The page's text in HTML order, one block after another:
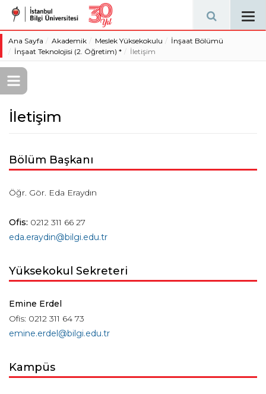
Ana Sayfa Akademik Meslek Yüksekokulu
İnşaat Bölümü
İnşaat Teknolojisi (2. Öğretim) *
İletişim
İletişim
Bölüm Başkanı
Öğr. Gör. Eda Eraydın
Ofis: 0212 311 66 27
eda.eraydin@bilgi.edu.tr
Yüksekokul Sekreteri
Emine Erdel
Ofis: 0212 311 64 73
emine.erdel@bilgi.edu.tr
Kampüs